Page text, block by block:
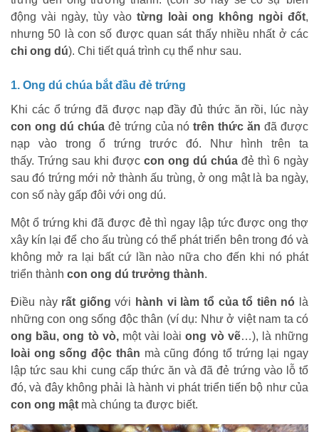
động vài ngày, tùy vào từng loài ong không ngòi đốt,
nhưng 50 là con số được quan sát thấy nhiều nhất ở các
chi ong dú). Chi tiết quá trình cụ thể như sau.
1. Ong dú chúa bắt đầu đẻ trứng
Khi các ổ trứng đã được nạp đầy đủ thức ăn rồi, lúc này
con ong dú chúa đẻ trứng của nótrên thức ăn đã được
nạp vào trong ổ trứng trước đó.
Như hình trên ta
thấy. Trứng sau khi được con ong dú chúa đẻ thì 6 ngày
sau đó trứng mới nở thành ấu trùng, ở ong mật là ba ngày,
con số này gấp đôi với ong dú.
Một ổ trứng khi đã được đẻ thì ngay lập tức đượcong thợ
xây kín lại để cho ấu trùng có thể phát triển bên trong đó và
không mở ra lại bất cứ lần nào nữa cho đến khi nó phát
triển thành con ong dú trưởng thành.
Điều này rất giống với hành vi làm tổ của tổ tiên nó là
những con ong sống độc thân (ví dụ: Như ở việt nam ta có
ong bầu, ong tò vò, một vài loàiong vò vẽ…), là những
loài ong sống độc thân mà cũng đóng tổ trứng lại ngay
lập tức sau khi cung cấp thức ăn và đã đẻ trứng vào lỗ tổ
đó, và đây không phải là hành vi phát triển tiến bộ như của
con ong mật mà chúng ta được biết.